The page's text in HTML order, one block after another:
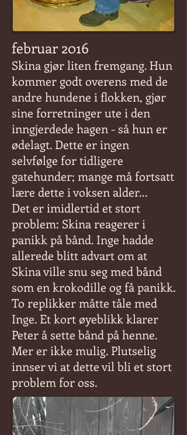
februar 2016
Skina gjør liten fremgang. Hun
kommer godt overens med de
andre hundene i flokken, gjør
sine forretninger ute i den
inngjerdede hagen - så hun er
ødelagt. Dette er ingen
selvfølge for tidligere
gatehunder; mange må fortsatt
lære dette i voksen alder...
Det er imidlertid et stort
problem: Skina reagerer i
panikk på bånd. Inge hadde
allerede blitt advart om at
Skina ville snu seg med bånd
som en krokodille og få panikk.
To replikker måtte tåle med
Inge. Et kort øyeblikk klarer
Peter å sette bånd på henne.
Mer er ikke mulig. Plutselig
innser vi at dette vil bli et stort
problem for oss.